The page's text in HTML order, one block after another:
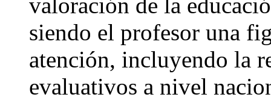
valoración de la
siendo el profesor una
atención, incluyendo la
evaluativos a nivel